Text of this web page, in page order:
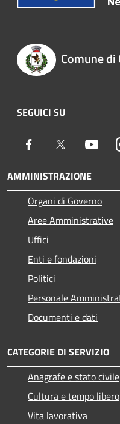
Comune di
SEGUICI SU
Facebook Twitter
AMMINISTRAZIONE
Organi di Governo
Aree Amministrative
Uffici
Enti e fondazioni
Politici
Personale
Documenti e dati
CATEGORIE DI SERVIZIO
Anagrafe e stato civile
Cultura e tempo libero
Vita lavorativa